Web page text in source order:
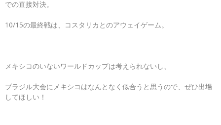
での直接対決。
10/15の最終戦は、コスタリカとのアウェイゲーム。
メキシコのいないワールドカップは考えられないし、
ブラジル大会にメキシコはなんとなく似合うと思うので、ぜひ出場
してほしい！